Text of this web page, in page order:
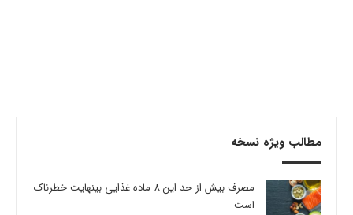
مطالب ویژه نسخه
مصرف بیش از حد این 8 ماده غذایی بینهایت خطرناک
است